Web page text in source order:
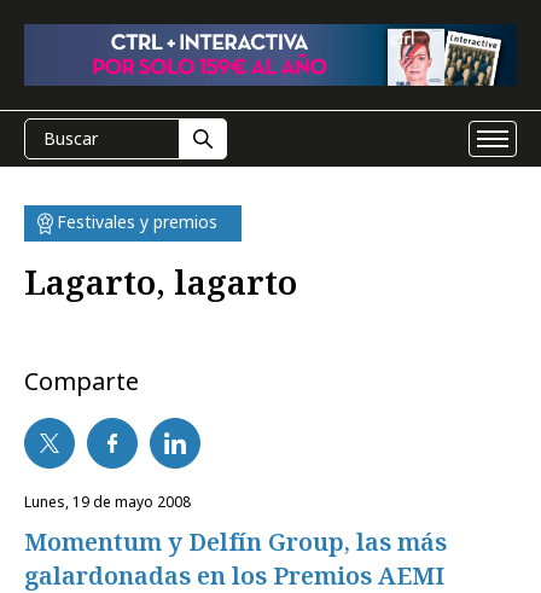
Festivales y premios
Lagarto, lagarto
Comparte
lunes, 19 de mayo 2008
Momentum y Delfín Group, las más
galardonadas en los Premios AEMI